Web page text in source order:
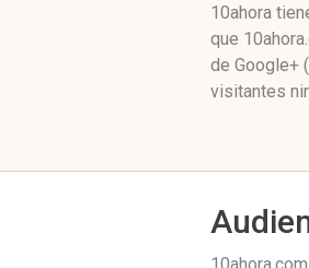
10ahora
que
de Google+
visitantes